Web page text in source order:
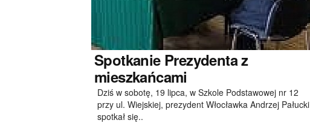
SpotkaniePrezydenta z
mieszkańcami
Dziś w sobotę, 19 lipca, w Szkole Podstawowej nr 12
przy ul. Wiejskiej, prezydent Włocławka Andrzej Pałucki
spotkał się..